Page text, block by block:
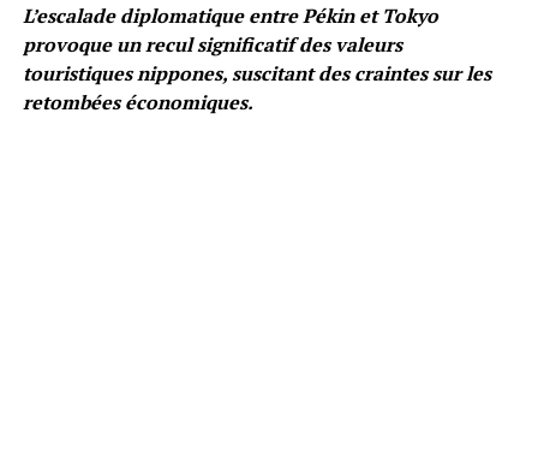
L’escalade diplomatique entre Pékin et Tokyo
provoque un recul significatif des valeurs
touristiques nippones, suscitant des craintes sur les
retombées économiques.